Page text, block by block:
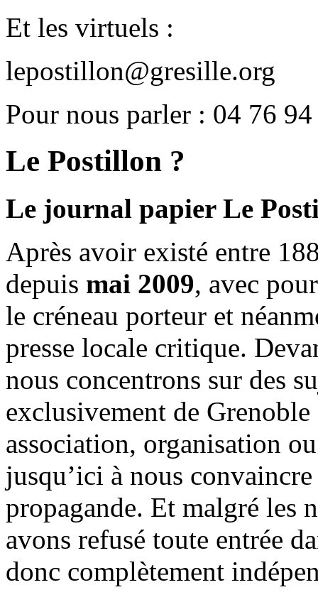
Et les virtuels :
lepostillon@gresille.org
Pour nous parler : 04 76
Le Postillon ?
Le journal papier Le
Après avoir existé entre
depuis mai 2009, avec
le créneau porteur et
presse locale critique.
nous concentrons sur des
exclusivement de
association, organisation
jusqu’ici à nous
propagande. Et malgré les
avons refusé toute entrée
donc complètement